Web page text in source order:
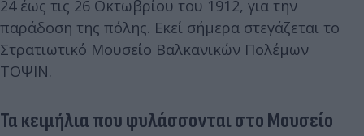
24 έως τις 26 Οκτωβρίου του 1912, για την
παράδοση της πόλης. Εκεί σήμερα στεγάζεται το
Στρατιωτικό Μουσείο Βαλκανικών Πολέμων
ΤΟΨΙΝ.
Τα κειμήλια που φυλάσσονται στο Μουσείο